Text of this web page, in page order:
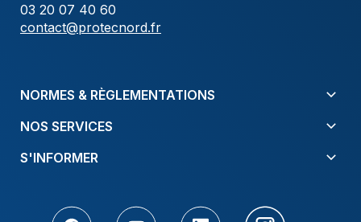
03 20 07 40 60
contact@protecnord.fr
NORMES & RÈGLEMENTATIONS
NOS SERVICES
S'INFORMER